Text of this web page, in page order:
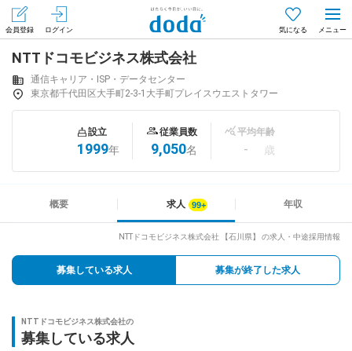
会員登録 ログイン 気になる
会員登録（無料）
はじめてdodaをご利用される方へ
求人を紹介してもらう
知りたい・聞きたい
専門サイト
NTTドコモビジネス株式会社
通信キャリア・ISP・データセンター
東京都千代田区大手町2-3-1大手町プレイスウエストタワー
設立
1999年
従業員数
9,050名
平均年齢
- 歳
概要 求人 年収
NTTドコモビジネス株式会社 【石川県】 の求人・中途採用情報
募集している求人 募集が終了した求人
NTTドコモビジネス株式会社の
募集している求人